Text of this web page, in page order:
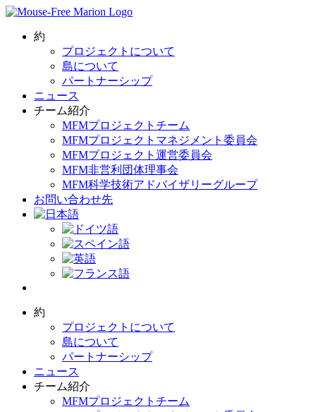
Skip
content約
プロジェクトについて
島について
パートナーシップ
ニュース
チーム紹介
MFMプロジェクトチーム
MFMプロジェクトマネジメント委員会
MFMプロジェクト運営委員会
MFM非営利団体理事会
MFM科学技術アドバイザリーグループ
お問い合わせ先
約
プロジェクトについて
島について
パートナーシップ
ニュース
チーム紹介
MFMプロジェクトチーム